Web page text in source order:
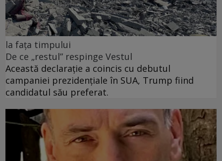
la fața timpului
De ce „restul” respinge Vestul
Această declarație a coincis cu debutul
campaniei prezidențiale în SUA, Trump fiind
candidatul său preferat.